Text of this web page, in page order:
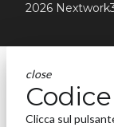
2026
close
Clicca sul